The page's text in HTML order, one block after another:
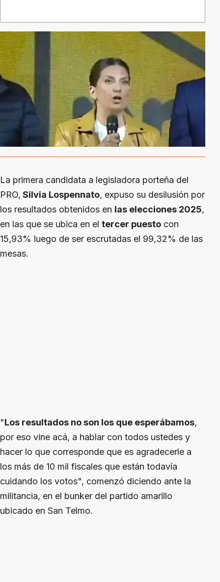
La primera candidata a legisladora porteña del
PRO, Silvia Lospennato, expuso su desilusión por
los resultados obtenidos en las elecciones 2025,
en las que se ubica en el tercer puesto con
15,93% luego de ser escrutadas el 99,32% de las
mesas.
"Los resultados no son los que esperábamos,
por eso vine acá, a hablar con todos ustedes y
hacer lo que corresponde que es agradecerle a
los más de 10 mil fiscales que están todavía
cuidando los votos", comenzó diciendo ante la
militancia, en el bunker del partido amarillo
ubicado en San Telmo.